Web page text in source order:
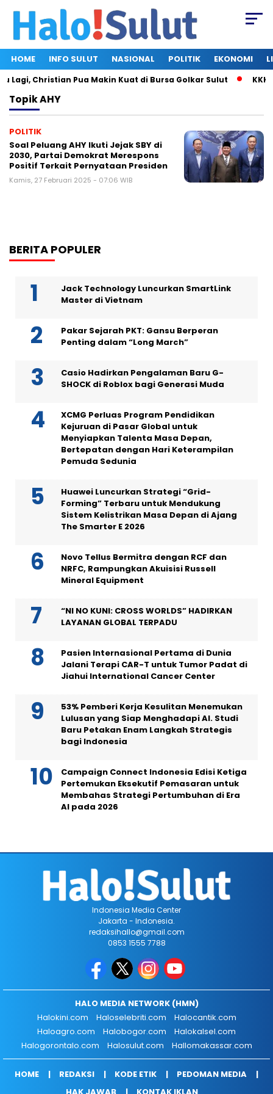
HOME INFO SULUT NASIONAL POLITIK EKONOMI
Christian Pua Makin Kuat di Bursa Golkar Sulut KKK
TopikAHY
POLITIK
Soal Peluang AHY Ikuti Jejak SBY di
2030, Partai Demokrat Merespons
Positif Terkait Pernyataan Presiden
Kamis, 27 Februari 2025 - 07:06 WIB
BERITA POPULER
Jack Technology Luncurkan SmartLink
Master di Vietnam
Pakar Sejarah PKT: Gansu Berperan
Penting dalam “Long March”
Casio Hadirkan Pengalaman Baru G-
SHOCK di Roblox bagi Generasi Muda
XCMG Perluas Program Pendidikan
Kejuruan di Pasar Global untuk
Menyiapkan Talenta Masa Depan,
Bertepatan dengan Hari Keterampilan
Pemuda Sedunia
Huawei Luncurkan Strategi “Grid-
Forming” Terbaru untuk Mendukung
Sistem Kelistrikan Masa Depan di Ajang
The Smarter E 2026
Novo Tellus Bermitra dengan RCF dan
NRFC, Rampungkan Akuisisi Russell
Mineral Equipment
“NI NO KUNI: CROSS WORLDS” HADIRKAN
LAYANAN GLOBAL TERPADU
Pasien Internasional Pertama di Dunia
Jalani Terapi CAR-T untuk Tumor Padat di
Jiahui International Cancer Center
53% Pemberi Kerja Kesulitan Menemukan
Lulusan yang Siap Menghadapi AI. Studi
Baru Petakan Enam Langkah Strategis
bagi Indonesia
Campaign Connect Indonesia Edisi Ketiga
Pertemukan Eksekutif Pemasaran untuk
Membahas Strategi Pertumbuhan di Era
AI pada 2026
Indonesia Media Center
Jakarta - Indonesia.
redaksihallo@gmail.com
0853 1555 7788
HALO MEDIA NETWORK (HMN)
Halokini.com
Haloselebriti.com
Halocantik.com
Haloagro.com
Halobogor.com
Halokalsel.com
Halogorontalo.com
Halosulut.com Hallomakassar.com
HOME REDAKSI KODE ETIK
PEDOMAN MEDIA